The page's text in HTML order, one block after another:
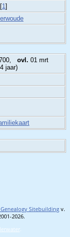
[1 ]
ovl. 01 mrt
jaar)
Sitebuilding v.
2026.
.